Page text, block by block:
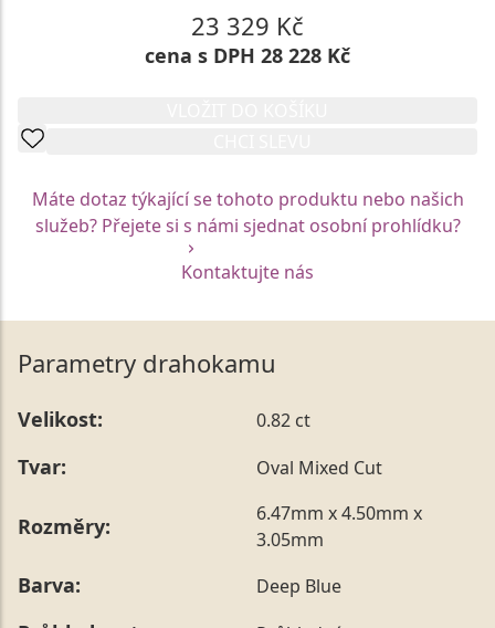
23 329 Kč
cena s DPH 28 228 Kč
Máte dotaz týkající se tohoto produktu nebo našich
služeb? Přejete si s námi sjednat osobní prohlídku?
Kontaktujte nás
Parametry drahokamu
Velikost: 0.82 ct
Tvar: Oval Mixed Cut
Rozměry:
6.47mm x 4.50mm x
3.05mm
Barva: Deep Blue